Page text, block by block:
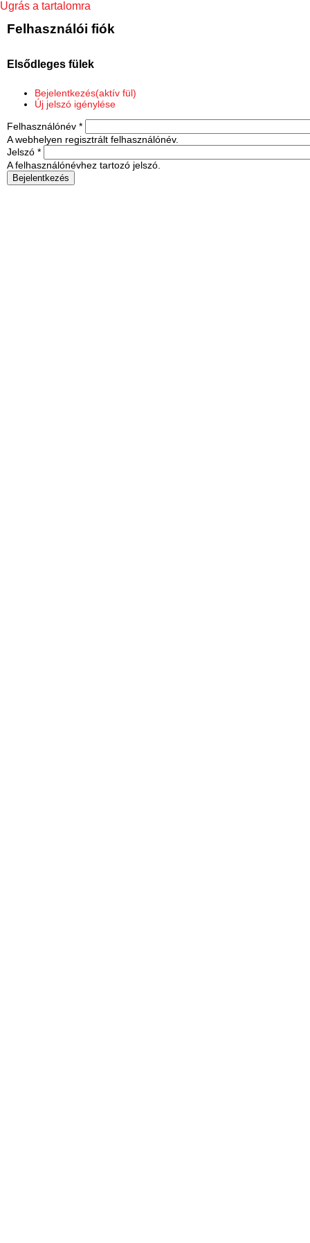
Ugrás a tartalomra
Felhasználói fiók
Elsődleges fülek
Bejelentkezés(aktív fül)
Új jelszó igénylése
Felhasználónév *
A webhelyen regisztrált felhasználónév.
Jelszó *
A felhasználónévhez tartozó jelszó.